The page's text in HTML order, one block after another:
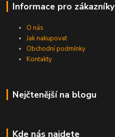
Informace pro zákazníky
O nás
Jak nakupovat
Obchodní podmínky
Kontakty
Nejčtenější na blogu
Kde nás najdete